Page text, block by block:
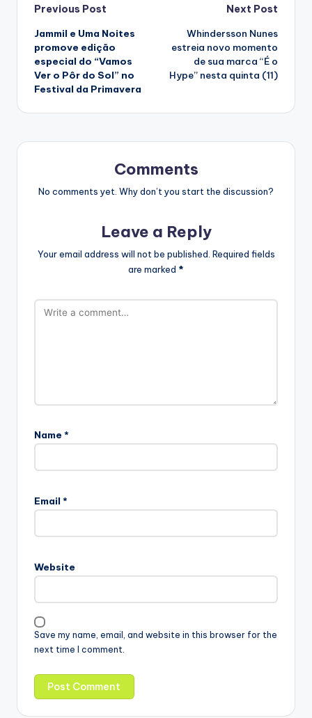
Post
navigation
Previous Post
Jammil e Uma Noites
promove edição
especial do “Vamos
Ver o Pôr do Sol” no
Festival da Primavera
Next Post
Whindersson Nunes
estreia novo momento
de sua marca “É o
Hype” nesta quinta (11)
Comments
No comments yet. Why don’t you start the discussion?
Leave a Reply
Your email address will not be published. Required fields
are marked *
Name *
Email *
Website
Save my name, email, and website in this browser for the
next time I comment.